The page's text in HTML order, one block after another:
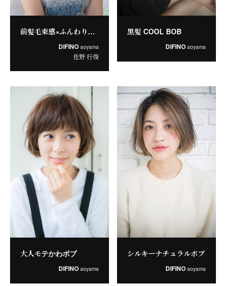
前髪毛束感×ふんわり感が大人かわいいスウィングボブ
DIFINO aoyama
佐野 行俊
黒髪 COOL BOB
DIFINO aoyama
大人モテかわボブ
DIFINO aoyama
シルキーナチュラルボブ
DIFINO aoyama